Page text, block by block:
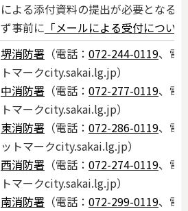
による添付資料の提出が必要となる
ず事前に 「メールによる受付につい
堺消防署 （電話： 072-244-0119、電
トマークcity.sakai.lg.jp）
中消防署 （電話： 072-277-0119、電
トマークcity.sakai.lg.jp）
東消防署 （電話： 072-286-0119、電
ットマークcity.sakai.lg.jp）
西消防署 （電話： 072-274-0119、電
トマークcity.sakai.lg.jp）
南消防署 （電話： 072-299-0119、電